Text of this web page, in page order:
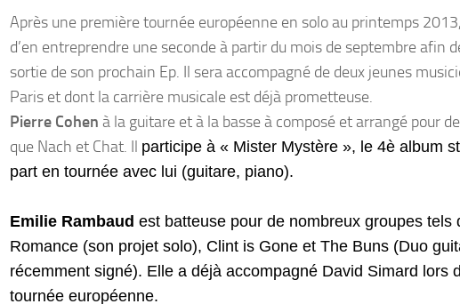
Après une première tournée européenne en solo au printemps
d’en entreprendre une seconde à partir du mois de septembre afin
sortie de son prochain Ep. Il sera accompagné de deux jeunes
Paris et dont la carrière musicale est déjà prometteuse.
Pierre Cohen à la guitare et à la basse à composé et arrangé pour
que Nach et Chat. Il participe à « Mister Mystère », le 4è album
part en tournée avec lui (guitare, piano).
Emilie Rambaud est batteuse pour de nombreux groupes tels
Romance (son projet solo), Clint is Gone et The Buns (Duo
récemment signé). Elle a déjà accompagné David Simard lors
tournée européenne.